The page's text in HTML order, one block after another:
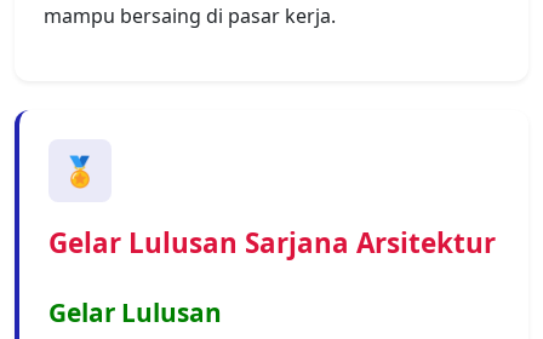
mampu bersaing di pasar kerja.
🏅
Gelar Lulusan Sarjana Arsitektur
Gelar Lulusan